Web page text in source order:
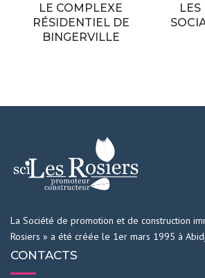
LE COMPLEXE
RÉSIDENTIEL DE
BINGERVILLE
La Société de promotion et de construction
Rosiers » a été créée le 1er mars 1995 à
CONTACTS